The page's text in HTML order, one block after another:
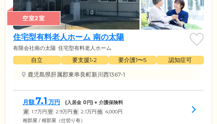
空室2室
住宅型有料老人ホーム 南の太陽
有限会社南の太陽 住宅型有料老人ホーム
自立 要支援1•2 要介護1〜5
認知症可
鹿児島県肝属郡東串良町新川西1367-1
月額 7.1 万円 (入居金 0円) + 介護保険料
家 1.7万円 管 2.9万円 食 2.1万円 他 4,000円
相部屋 / 相部屋（仕切り有）